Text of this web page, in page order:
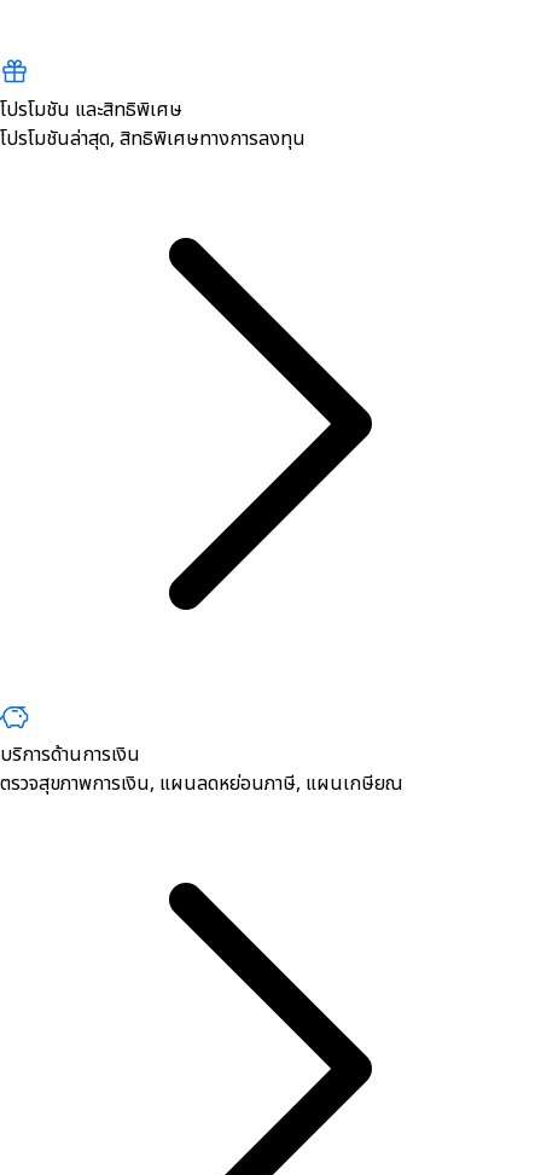
โปรโมชัน และสิทธิพิเศษ
โปรโมชันล่าสุด, สิทธิพิเศษทางการลงทุน
บริการด้านการเงิน
ตรวจสุขภาพการเงิน, ​แผนลดหย่อนภาษี, แผนเกษียณ